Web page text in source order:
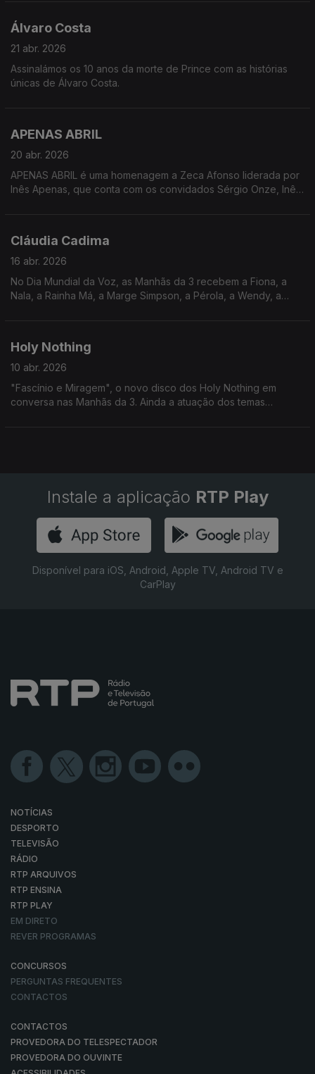
Álvaro Costa
21 abr. 2026
Assinalámos os 10 anos da morte de Prince com as histórias
únicas de Álvaro Costa.
APENAS ABRIL
20 abr. 2026
APENAS ABRIL é uma homenagem a Zeca Afonso liderada por
Inês Apenas, que conta com os convidados Sérgio Onze, Inês
Cláudia Cadima
16 abr. 2026
No Dia Mundial da Voz, as Manhãs da 3 recebem a Fiona, a
Nala, a Rainha Má, a Marge Simpson, a Pérola, a Wendy, a
Holy Nothing
10 abr. 2026
"Fascínio e Miragem", o novo disco dos Holy Nothing em
conversa nas Manhãs da 3. Ainda a atuação dos temas
Instale a aplicação RTP Play
Disponível para iOS, Android, Apple TV, Android TV e
CarPlay
NOTÍCIAS
DESPORTO
TELEVISÃO
RÁDIO
RTP ARQUIVOS
RTP ENSINA
RTP PLAY
EM DIRETO
REVER PROGRAMAS
CONCURSOS
PERGUNTAS FREQUENTES
CONTACTOS
CONTACTOS
PROVEDORA DO TELESPECTADOR
PROVEDORA DO OUVINTE